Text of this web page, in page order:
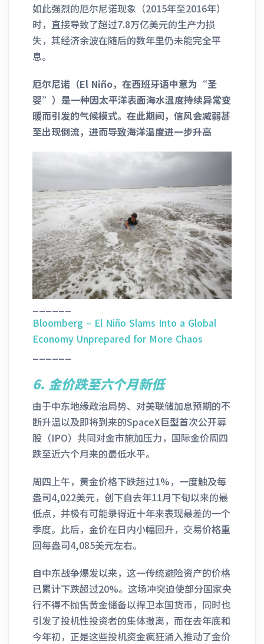
如此强烈的厄尔尼诺现象（2015年至2016年）
时，直接导致了超过7.8万亿美元的生产力损
失，其经济余波在随后的数年里仍未能完全平
息。
厄尔尼诺（El Niño，在西班牙语中意为“圣
婴”）是一种因太平洋表面海水温度持续异常变
暖而引发的气候模式。在此期间，信风会减弱甚
至出现倒流，进而导致海洋温度进一步升高
Bloomberg – El Niño Slams Into a Global
Economy Unprepared for More Chaos
6. 金价跌至六个月新低
由于中东地缘政治局势、对美联储加息预期的不
断升温以及即将到来的SpaceX巨型首次公开募
股（IPO）共同对金市施加压力，国际金价周四
跌至近六个月来的最低水平。
周四上午，黄金价格下跌超过1%，一度触及每
盎司4,022美元，创下自去年11月下旬以来的最
低点，并极有可能录得近十年来表现最差的一个
季度。此后，金价在日内小幅回升，交易价格重
回每盎司4,085美元左右。
自中东战争爆发以来，这一传统避险资产的价格
已累计下跌超过20%。这场冲突迫使部分国家央
行不得不抛售黄金储备以捍卫本国货币，同时也
引发了投机性投资者的集体撤离，而在去年底和
今年初，正是这些投机资金疯狂涌入推动了金价